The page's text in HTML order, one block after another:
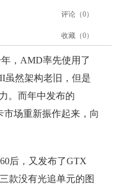
评论（0）
收藏（0）
，AMD率先使用了
虽然架构老旧，但是
。而年中发布的
场重新振作起来，向
后，又发布了GTX
款没有光追单元的图